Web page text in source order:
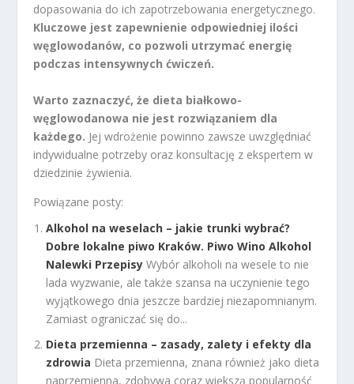
dopasowania do ich zapotrzebowania energetycznego.
Kluczowe jest zapewnienie odpowiedniej ilości
węglowodanów, co pozwoli utrzymać energię
podczas intensywnych ćwiczeń.
Warto zaznaczyć, że dieta białkowo-
węglowodanowa nie jest rozwiązaniem dla
każdego. Jej wdrożenie powinno zawsze uwzględniać
indywidualne potrzeby oraz konsultację z ekspertem w
dziedzinie żywienia.
Powiązane posty:
Alkohol na weselach – jakie trunki wybrać?
Dobre lokalne piwo Kraków. Piwo Wino Alkohol
Nalewki Przepisy Wybór alkoholi na wesele to nie
lada wyzwanie, ale także szansa na uczynienie tego
wyjątkowego dnia jeszcze bardziej niezapomnianym.
Zamiast ograniczać się do...
Dieta przemienna – zasady, zalety i efekty dla
zdrowia Dieta przemienna, znana również jako dieta
naprzemienna, zdobywa coraz większą popularność